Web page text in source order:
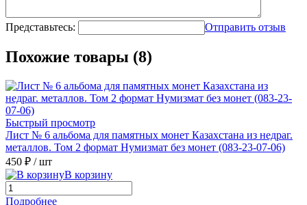
Представьтесь: Отправить отзыв
Похожие товары (8)
Быстрый просмотр
Лист № 6 альбома для памятных монет Казахстана из недраг.
металлов. Том 2 формат Нумизмат без монет (083-23-07-06)
450 ₽ / шт
В корзину
Подробнее